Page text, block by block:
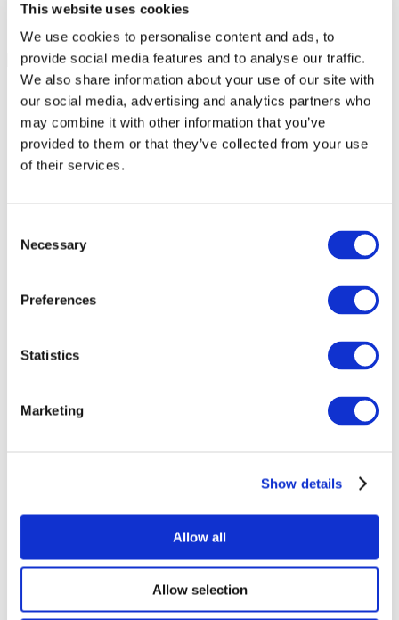
This website uses cookies
We use cookies to personalise content and ads, to
provide social media features and to analyse our traffic.
We also share information about your use of our site with
our social media, advertising and analytics partners who
may combine it with other information that you’ve
provided to them or that they’ve collected from your use
of their services.
Selection
Necessary
Preferences
Statistics
Marketing
Show details
Allow all
Allow selection
Все
мероприятия